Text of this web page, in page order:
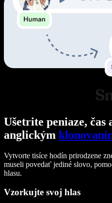
Ušetrite peniaze, čas
anglickým
Vytvorte tisíce hodín prirodzene
museli povedať jediné slovo,
hlasu.
Vzorkujte svoj hlas